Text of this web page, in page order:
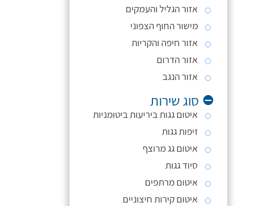
אזור הגליל והעמקים
מישור החוף הצפוני
אזור חיפה והקריות
אזור הדרום
אזור הנגב
סוג שירות
איטום גגות ביריעות ביטומניות
זיפות גגות
איטום גג מרוצף
סיוד גגות
איטום מרתפים
איטום קירות חיצוניים